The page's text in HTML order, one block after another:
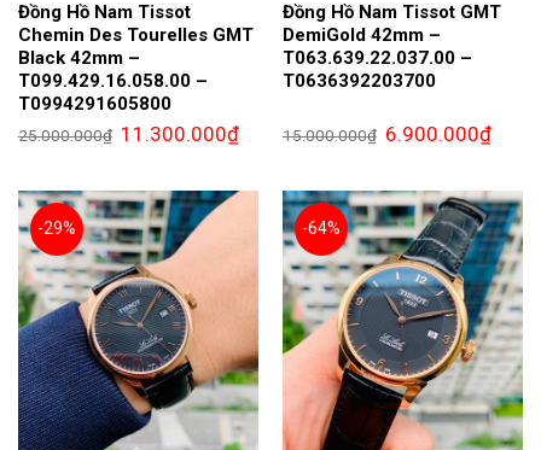
Đồng Hồ Nam Tissot
Chemin Des Tourelles GMT
Black 42mm –
T099.429.16.058.00 –
T0994291605800
25.000.000₫ Giá
gốc
11.300.000₫Giá
hiện
11.300.000₫.
Đồng Hồ Nam Tissot GMT
DemiGold 42mm –
T063.639.22.037.00 –
T0636392203700
15.000.000₫ Giá
gốc
6.900.000₫Giá
hiện
-29%
-64%